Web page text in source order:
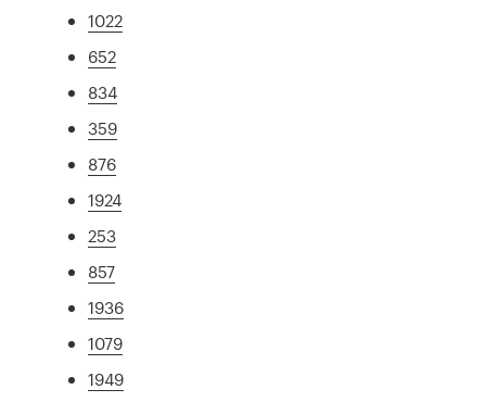
1022
652
834
359
876
1924
253
857
1936
1079
1949